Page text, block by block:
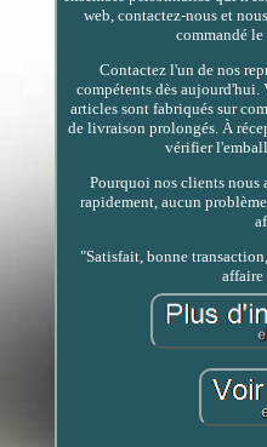
web, contactez-nous et
commandé
Contactez l'un de nos
compétents dès aujourd'hui.
articles sont fabriqués sur
de livraison prolongés. À
vérifier
Pourquoi nos clients nous
rapidement, aucun
"Satisfait, bonne
affaire